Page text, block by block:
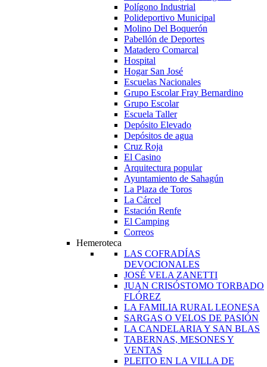
Polígono Industrial
Polideportivo Municipal
Molino Del Boquerón
Pabellón de Deportes
Matadero Comarcal
Hospital
Hogar San José
Escuelas Nacionales
Grupo Escolar Fray Bernardino
Grupo Escolar
Escuela Taller
Depósito Elevado
Depósitos de agua
Cruz Roja
El Casino
Arquitectura popular
Ayuntamiento de Sahagún
La Plaza de Toros
La Cárcel
Estación Renfe
El Camping
Correos
Hemeroteca
LAS COFRADÍAS
DEVOCIONALES
JOSÉ VELA ZANETTI
JUAN CRISÓSTOMO TORBADO
FLÓREZ
LA FAMILIA RURAL LEONESA
SARGAS O VELOS DE PASIÓN
LA CANDELARIA Y SAN BLAS
TABERNAS, MESONES Y
VENTAS
PLEITO EN LA VILLA DE